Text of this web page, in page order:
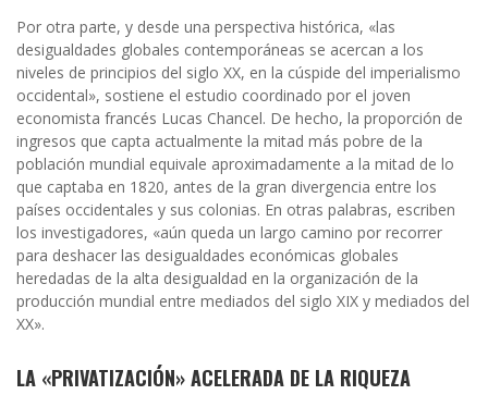
Por otra parte, y desde una perspectiva histórica, «las
desigualdades globales contemporáneas se acercan a los
niveles de principios del siglo XX, en la cúspide del imperialismo
occidental», sostiene el estudio coordinado por el joven
economista francés Lucas Chancel. De hecho, la proporción de
ingresos que capta actualmente la mitad más pobre de la
población mundial equivale aproximadamente a la mitad de lo
que captaba en 1820, antes de la gran divergencia entre los
países occidentales y sus colonias. En otras palabras, escriben
los investigadores, «aún queda un largo camino por recorrer
para deshacer las desigualdades económicas globales
heredadas de la alta desigualdad en la organización de la
producción mundial entre mediados del siglo XIX y mediados del
XX».
LA «PRIVATIZACIÓN» ACELERADA DE LA RIQUEZA